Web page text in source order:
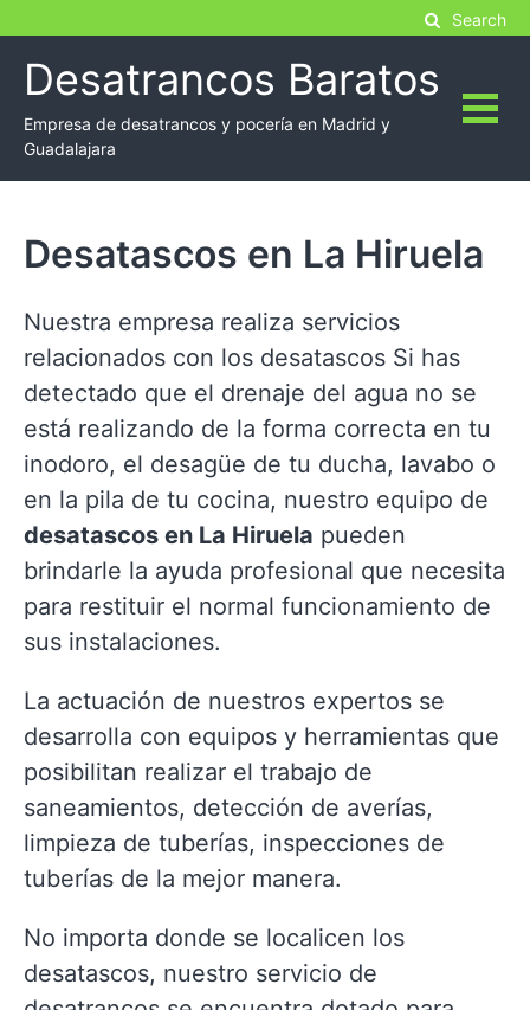
content
Search
Desatrancos Baratos
Empresa de desatrancos y pocería en Madrid y
Guadalajara
Desatascos en La Hiruela
Nuestra empresa realiza servicios
relacionados con los desatascos Si has
detectado que el drenaje del agua no se
está realizando de la forma correcta en tu
inodoro, el desagüe de tu ducha, lavabo o
en la pila de tu cocina, nuestro equipo de
desatascos en La Hiruela pueden
brindarle la ayuda profesional que necesita
para restituir el normal funcionamiento de
sus instalaciones.
La actuación de nuestros expertos se
desarrolla con equipos y herramientas que
posibilitan realizar el trabajo de
saneamientos, detección de averías,
limpieza de tuberías, inspecciones de
tuberías de la mejor manera.
No importa donde se localicen los
desatascos, nuestro servicio de